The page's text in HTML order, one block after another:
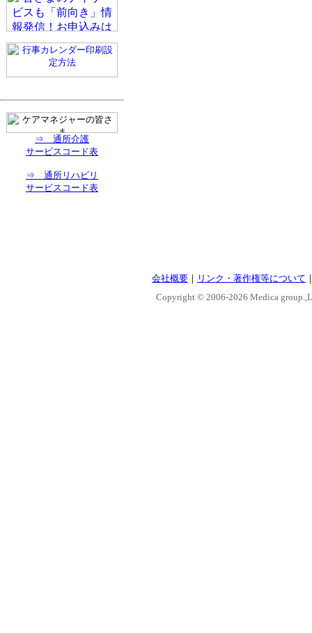
⇒ 通所介護
サービスコード表
⇒ 通所リハビリ
サービスコード表
会社概要 ｜ リンク・著作権等について
Copyright © 2006-2026 Medica